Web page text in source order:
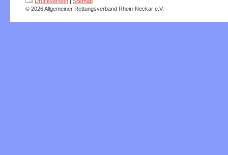
© 2026 Allgemeiner Rettungsverband Rhein-Neckar e.V.